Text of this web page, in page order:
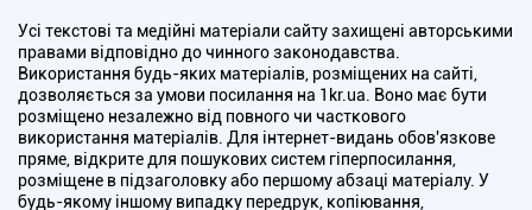
Усі текстові та медійні матеріали сайту захищені авторськими
правами відповідно до чинного законодавства.
Використання будь-яких матеріалів, розміщених на сайті,
дозволяється за умови посилання на 1kr.ua. Воно має бути
розміщено незалежно від повного чи часткового
використання матеріалів. Для інтернет-видань обов'язкове
пряме, відкрите для пошукових систем гіперпосилання,
розміщене в підзаголовку або першому абзаці матеріалу. У
будь-якому іншому випадку передрук, копіювання,